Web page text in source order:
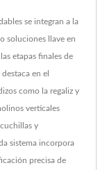
se integran a la
soluciones llave en
etapas finales de
en el
como la regaliz y
verticales
y
sistema incorpora
precisa de